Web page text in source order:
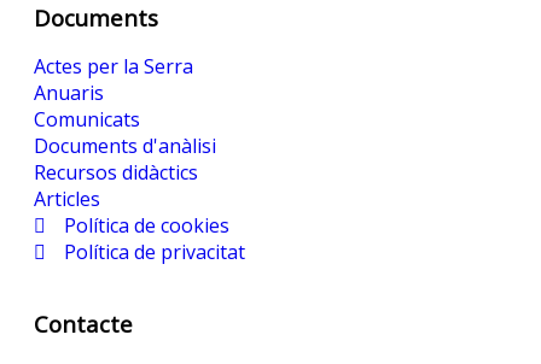
Documents
Actes per la Serra
Anuaris
Comunicats
Documents d'anàlisi
Recursos didàctics
Articles
Política de cookies
Política de privacitat
Contacte